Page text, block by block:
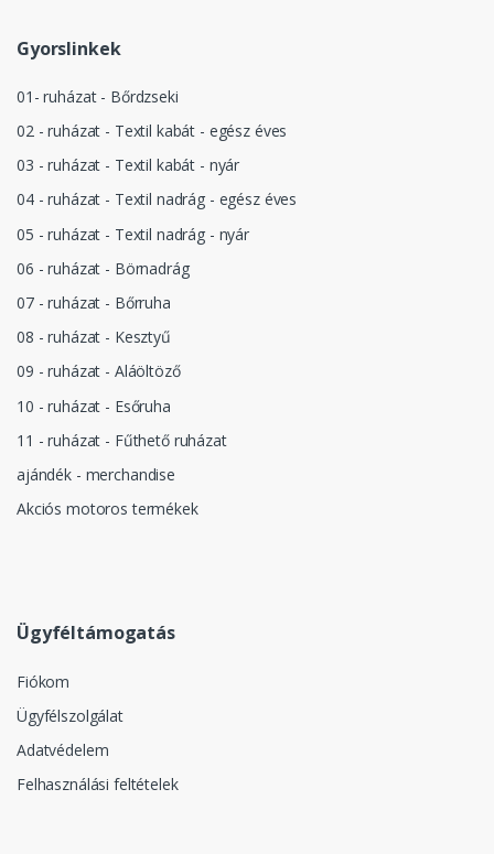
Gyorslinkek
01- ruházat - Bőrdzseki
02 - ruházat - Textil kabát - egész éves
03 - ruházat - Textil kabát - nyár
04 - ruházat - Textil nadrág - egész éves
05 - ruházat - Textil nadrág - nyár
06 - ruházat - Börnadrág
07 - ruházat - Bőrruha
08 - ruházat - Kesztyű
09 - ruházat - Aláöltöző
10 - ruházat - Esőruha
11 - ruházat - Fűthető ruházat
ajándék - merchandise
Akciós motoros termékek
Ügyféltámogatás
Fiókom
Ügyfélszolgálat
Adatvédelem
Felhasználási feltételek